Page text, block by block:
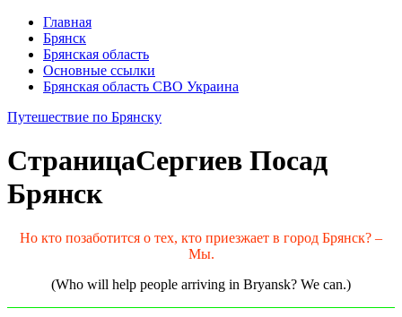
Главная
Брянск
Брянская область
Основные ссылки
Брянская область СВО Украина
Путешествие по Брянску
СтраницаСергиев Посад
Брянск
Но кто позаботится о тех, кто приезжает в город Брянск? –
Мы.
(Who will help people arriving in Bryansk? We can.)